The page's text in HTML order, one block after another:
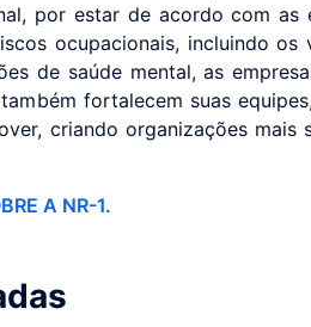
por estar de acordo com as
ocupacionais, incluindo os
de saúde mental, as
fortalecem suas
criando organizações mais
A NR-1.